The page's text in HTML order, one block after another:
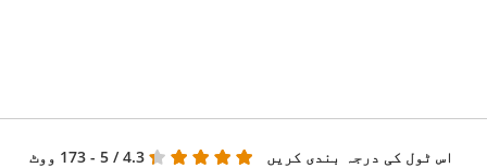
اس ٹول کی درجہ بندی کریں 4.3 / 5 - 173 ووٹ